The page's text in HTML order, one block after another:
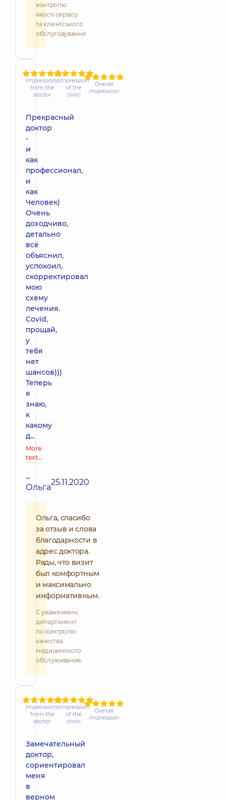
контролю
якості сервісу
та клієнтського
обслуговування
Impressions
from the
doctor
Impression
of the
clinic
Overall
impression
Прекрасный
доктор
-
и
как
профессионал,
и
как
Человек)
Очень
доходчиво,
детально
всё
объяснил,
успокоил,
скорректировал
мою
схему
лечения.
Covid,
прощай,
у
тебя
нет
шансов)))
Теперь
я
знаю,
к
какому
д...
More
text…
–
Ольга25.11.2020
Ольга, спасибо
за отзыв и слова
благодарности в
адрес доктора.
Рады, что визит
был комфортным
и максимально
информативным.
С уважением,
департамент
по контролю
качества
медицинского
обслуживания.
Impressions
from the
doctor
Impression
of the
clinic
Overall
impression
Замечательный
доктор,
сориентировал
меня
в
верном